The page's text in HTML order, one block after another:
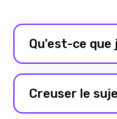
Qu'est-ce que
Creuser le